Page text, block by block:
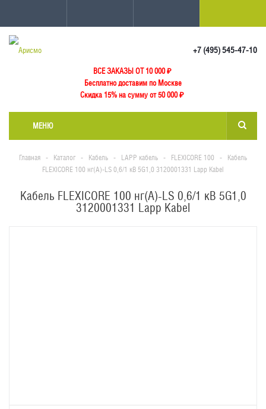
+7 (495) 545-47-10
ВСЕ ЗАКАЗЫ ОТ 10 000₽
Бесплатно доставим по Москве
Скидка 15% на сумму от 50 000 ₽
МЕНЮ
Главная - Каталог - Кабель - LAPP кабель - FLEXICORE 100 -
Кабель
FLEXICORE 100 нг(А)-LS 0,6/1 кВ 5G1,0 3120001331 Lapp Kabel
Кабель FLEXICORE 100 нг(А)-LS 0,6/1 кВ 5G1,0
3120001331 Lapp Kabel